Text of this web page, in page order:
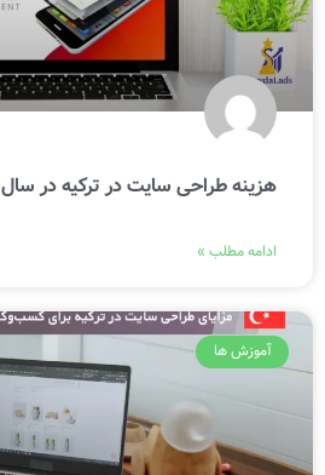
هزینه طراحی سایت در ترکیه در سال ۲۰۲۵
ادامه مطلب »
آموزش ها